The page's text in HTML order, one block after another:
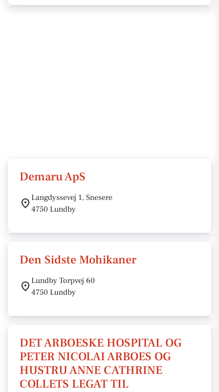
Demaru ApS
Langdyssevej 1, Snesere
4750 Lundby
Den Sidste Mohikaner
Lundby Torpvej 60
4750 Lundby
DET ARBOESKE HOSPITAL OG
PETER NICOLAI ARBOES OG
HUSTRU ANNE CATHRINE
COLLETS LEGAT TIL